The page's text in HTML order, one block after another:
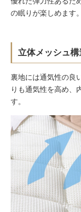
の眠りが楽しめます。
立体メッシュ構
裏地には通気性の良
りも通気性を高め、
す。